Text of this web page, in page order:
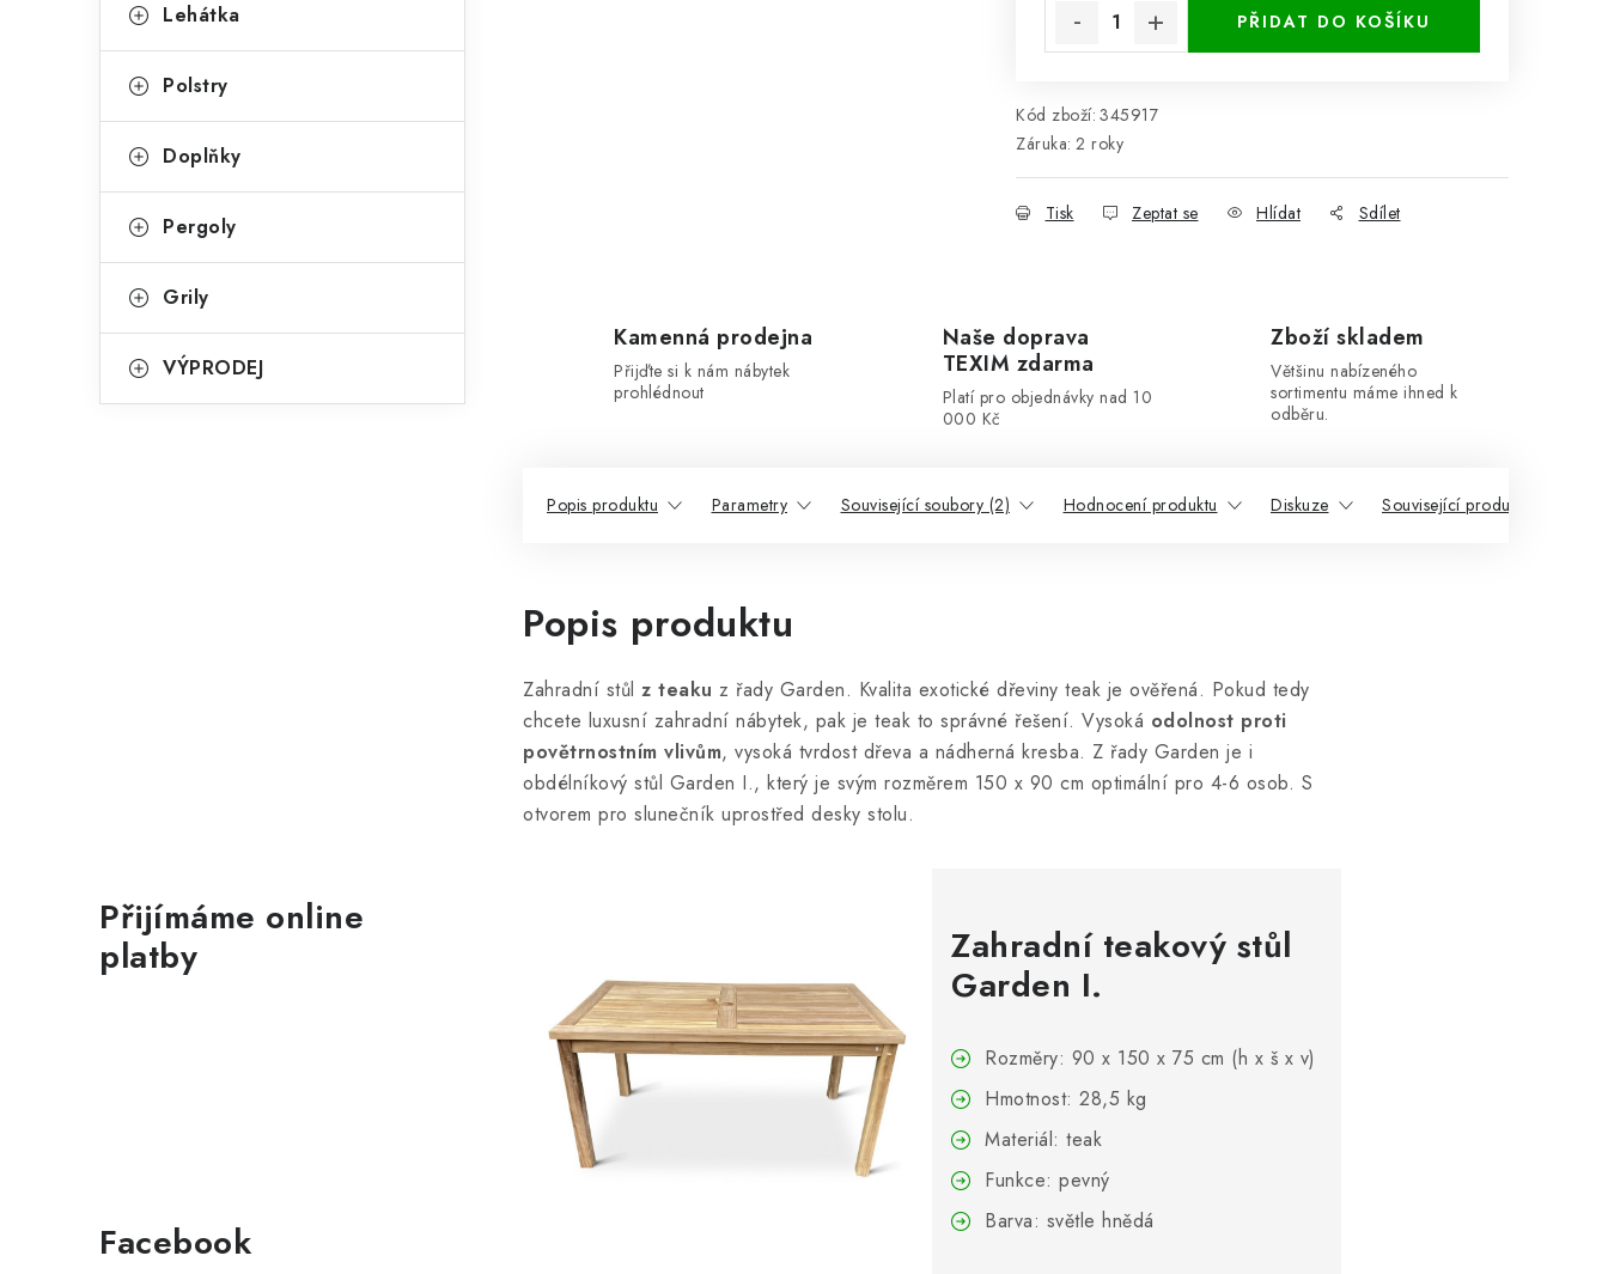
e
l
Lehátka
Polstry
Doplňky
Pergoly
Grily
VÝPRODEJ
Přijímáme online
platby
Facebook
PŘIDAT DO KOŠÍKU
Kód zboží: 345917
Záruka: 2 roky
Tisk Zeptat se Hlídat Sdílet
Kamenná prodejna
Přijďte si k nám nábytek
prohlédnout
Naše doprava
TEXIM zdarma
Platí pro objednávky nad 10
000 Kč
Zboží skladem
Většinu nabízeného
sortimentu máme ihned k
odběru.
Popis produktu Parametry Související soubory (2) Hodnocení produktu Diskuze Související produkty
Popis produktu
Zahradní stůl z teaku z řady Garden. Kvalita exotické dřeviny teak je ověřená. Pokud tedy
chcete luxusní zahradní nábytek, pak je teak to správné řešení. Vysoká odolnost proti
povětrnostním vlivům, vysoká tvrdost dřeva a nádherná kresba. Z řady Garden je i
obdélníkový stůl Garden I., který je svým rozměrem 150 x 90 cm optimální pro 4-6 osob. S
otvorem pro slunečník uprostřed desky stolu.
Zahradní teakový stůl
Garden I.
Rozměry: 90 x 150 x 75 cm (h x š x v)
Hmotnost: 28,5 kg
Materiál: teak
Funkce: pevný
Barva: světle hnědá